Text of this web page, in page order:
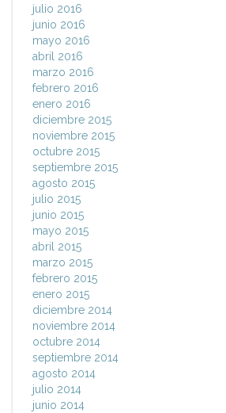
julio 2016
junio 2016
mayo 2016
abril 2016
marzo 2016
febrero 2016
enero 2016
diciembre 2015
noviembre 2015
octubre 2015
septiembre 2015
agosto 2015
julio 2015
junio 2015
mayo 2015
abril 2015
marzo 2015
febrero 2015
enero 2015
diciembre 2014
noviembre 2014
octubre 2014
septiembre 2014
agosto 2014
julio 2014
junio 2014